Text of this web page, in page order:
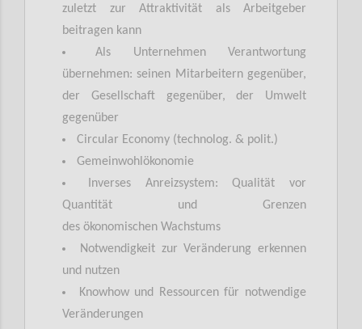
zuletzt zur Attraktivität als Arbeitgeber
beitragen kann
Als Unternehmen Verantwortung
übernehmen: seinen Mitarbeitern gegenüber,
der Gesellschaft gegenüber, der Umwelt
gegenüber
Circular Economy (technolog. & polit.)
Gemeinwohlökonomie
Inverses Anreizsystem: Qualität vor
Quantität und Grenzen
des ökonomischen Wachstums
Notwendigkeit zur Veränderung erkennen
und nutzen
Knowhow und Ressourcen für notwendige
Veränderungen